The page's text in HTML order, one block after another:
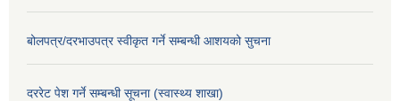
बोलपत्र/दरभाउपत्र स्वीकृत गर्ने सम्बन्धी आशयको सुचना
दररेट पेश गर्ने सम्बन्धी सूचना (स्वास्थ्य शाखा)